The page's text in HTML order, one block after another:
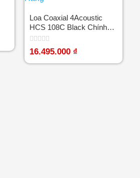
Loa Coaxial 4Acoustic
HCS 108C Black Chính
Hãng
Được
xếp
hạng
16.495.000 ₫